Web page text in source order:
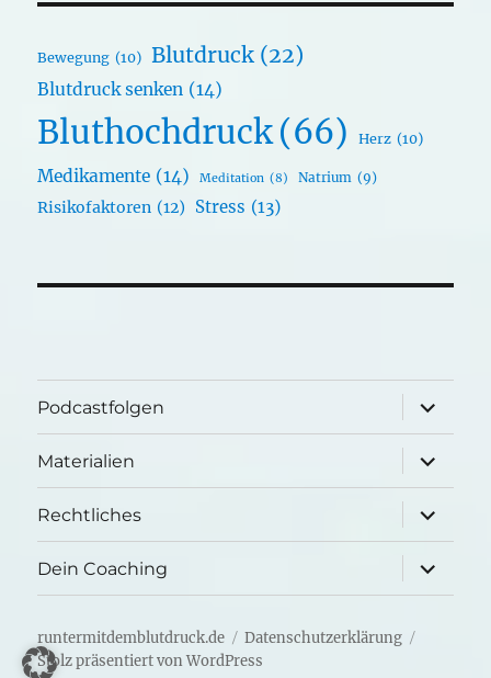
Bewegung (10) Blutdruck (22)
Blutdruck senken (14)
Bluthochdruck(66) Herz (10)
Medikamente (14) Meditation (8) Natrium (9)
Risikofaktoren (12) Stress (13)
Podcastfolgen
öffnen
Materialien
öffnen
Rechtliches
öffnen
Dein Coaching
öffnen
runtermitdemblutdruck.de
Datenschutzerklärung
Stolz präsentiert von WordPress